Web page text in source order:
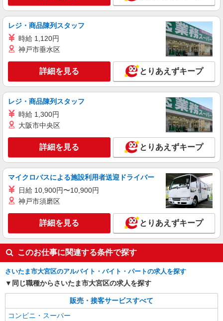
レジ・商品陳列スタッフ
時給 1,120円
神戸市垂水区
詳細を見る とりあえずキープ
レジ・商品陳列スタッフ
時給 1,300円
大阪市中央区
詳細を見る とりあえずキープ
マイクロバスによる施設利用者送迎ドライバー
日給 10,900円〜10,900円
神戸市須磨区
詳細を見る とりあえずキープ
このお仕事に関連する条件で探す
さいたま市大宮区のアルバイト・バイト・パートの求人を探す
同じ職種からさいたま市大宮区の求人を探す
販売・接客サービスすべて
コンビニ・スーパー